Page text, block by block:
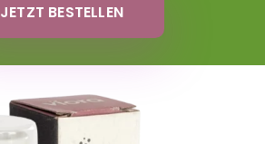
JETZT BESTELLEN